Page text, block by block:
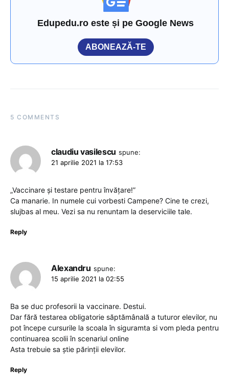
Edupedu.ro este și pe Google News
ABONEAZĂ-TE
5 COMMENTS
claudiu vasilescu spune:
21 aprilie 2021 la 17:53
„Vaccinare și testare pentru învățare!”
Ca manarie. In numele cui vorbesti Campene? Cine te crezi,
slujbas al meu. Vezi sa nu renuntam la deserviciile tale.
Reply
Alexandru spune:
15 aprilie 2021 la 02:55
Ba se duc profesorii la vaccinare. Destui.
Dar fără testarea obligatorie săptămânală a tuturor elevilor, nu
pot începe cursurile la scoala în siguramta si vom pleda pentru
continuarea scolii în scenariul online
Asta trebuie sa știe părinții elevilor.
Reply